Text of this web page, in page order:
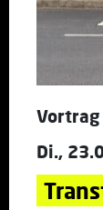
Vortrag
Di.,